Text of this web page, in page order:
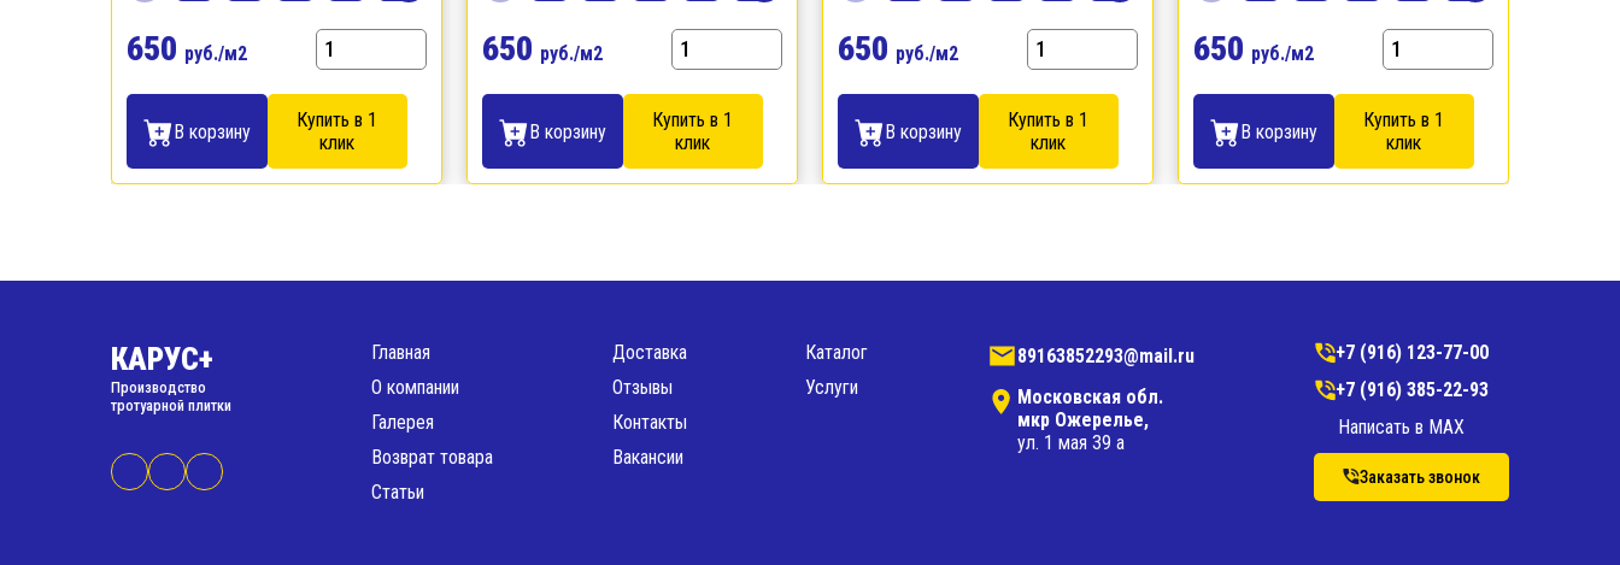
650 руб./м2
В корзину
Купить в 1
клик
650 руб./м2
В корзину
Купить в 1
клик
650 руб./м2
В корзину
Купить в 1
клик
650 руб./м2
В корзину
Купить в 1
клик
КАРУС+
Производство
тротуарной плитки
Главная
О компании
Галерея
Возврат товара
Статьи
Доставка
Отзывы
Контакты
Вакансии
Каталог
Услуги
89163852293@mail.ru
Московская обл.
мкр Ожерелье,
ул. 1 мая 39 а
+7 (916) 123-77-00
+7 (916) 385-22-93
Написать в MAX
Заказать звонок